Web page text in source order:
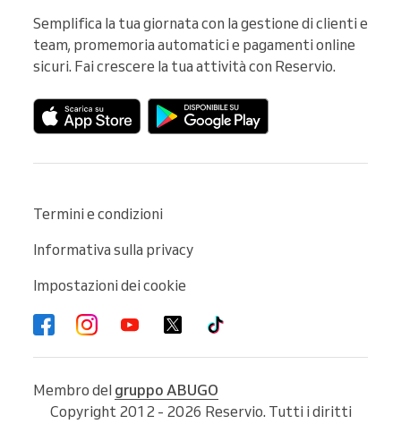
Semplifica la tua giornata con la gestione di clienti e
team, promemoria automatici e pagamenti online
sicuri. Fai crescere la tua attività con Reservio.
Termini e condizioni
Informativa sulla privacy
Impostazioni dei cookie
Membro del gruppo ABUGO
Copyright 2012 - 2026 Reservio. Tutti i diritti